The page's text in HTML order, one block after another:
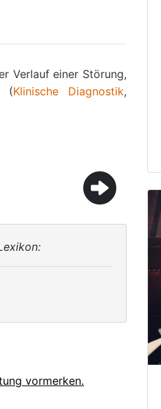
Verlauf einer Störung,
(Klinische Diagnostik,
vormerken.